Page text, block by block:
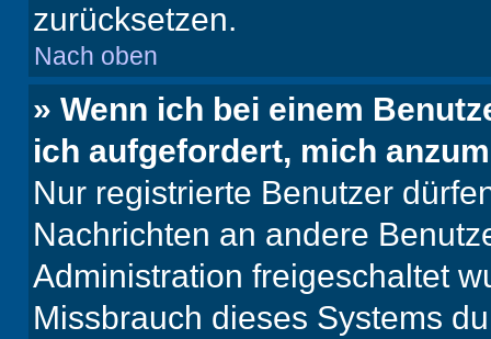
zurücksetzen.
Nach oben
» Wenn ich bei einem
ich aufgefordert, mich
Nur registrierte Benutzer
Nachrichten an andere
Administration freigeschaltet
Missbrauch dieses Systems